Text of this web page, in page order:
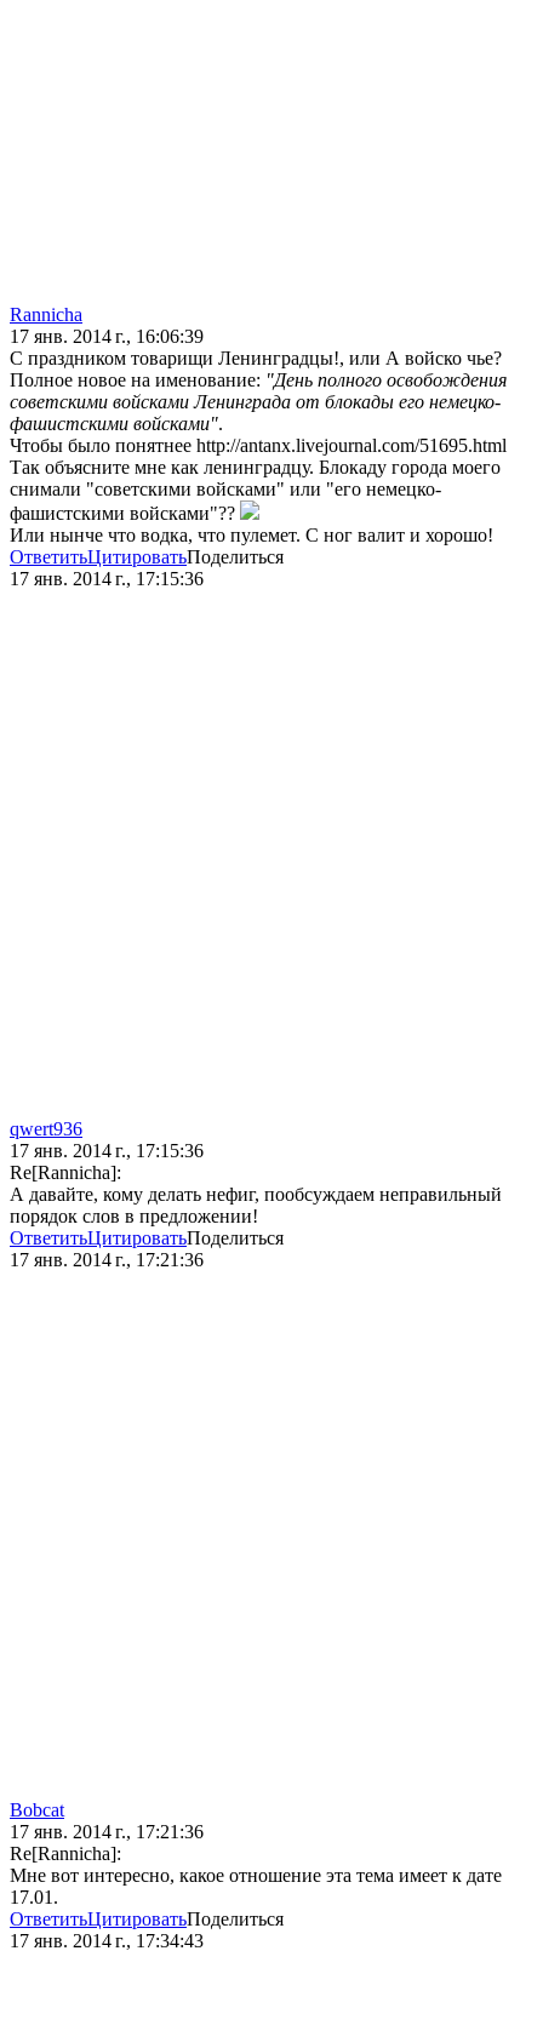
Rannicha
17 янв. 2014 г., 16:06:39
С праздником товарищи Ленинградцы!, или А войско чье?
Полное новое на именование: "День полного освобождения
советскими войсками Ленинграда от блокады его немецко-
фашистскими войсками".
Чтобы было понятнее http://antanx.livejournal.com/51695.html
Так объясните мне как ленинградцу. Блокаду города моего
снимали "советскими войсками" или "его немецко-
фашистскими войсками"??
Или нынче что водка, что пулемет. С ног валит и хорошо!
ОтветитьЦитироватьПоделиться
17 янв. 2014 г., 17:15:36
qwert936
17 янв. 2014 г., 17:15:36
Re[Rannicha]:
А давайте, кому делать нефиг, пообсуждаем неправильный
порядок слов в предложении!
ОтветитьЦитироватьПоделиться
17 янв. 2014 г., 17:21:36
Bobcat
17 янв. 2014 г., 17:21:36
Re[Rannicha]:
Мне вот интересно, какое отношение эта тема имеет к дате
17.01.
ОтветитьЦитироватьПоделиться
17 янв. 2014 г., 17:34:43